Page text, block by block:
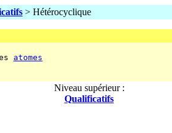
> Hétérocyclique
atomes
Niveau supérieur :
Qualificatifs